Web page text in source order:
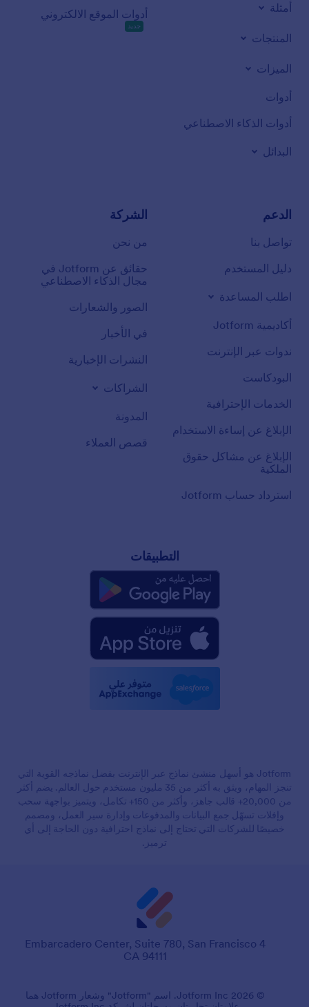
أمثلة
المنتجات
الميزات
أدوات
أدوات الذكاء الاصطناعي
البدائل
أدوات الموقع الالكتروني
جديد
الدعم
تواصل بنا
دليل المستخدم
اطلب المساعدة
أكاديمية Jotform
ندوات عبر الإنترنت
البودكاست
الخدمات الإحترافية
الإبلاغ عن إساءة الاستخدام
الإبلاغ عن مشاكل حقوق
الملكية
استرداد حساب Jotform
الشركة
من نحن
حقائق عن Jotform في
مجال الذكاء الاصطناعي
الصور والشعارات
في الأخبار
النشرات الإخبارية
الشراكات
المدونة
قصص العملاء
التطبيقات
Jotform هو أسهل منشئ نماذج عبر الإنترنت بفضل نماذجه القوية التي
تنجز المهام، ويثق به أكثر من 35 مليون مستخدم حول العالم. يضم أكثر
من 20,000+ قالب جاهز، وأكثر من 150+ تكامل، ويتميز بواجهة سحب
وإفلات تسهّل جمع البيانات والمدفوعات وإدارة سير العمل، ومصمم
خصيصًا للشركات التي تحتاج إلى نماذج احترافية دون الحاجة إلى أي
ترميز.
4 Embarcadero Center, Suite 780, San Francisco
CA 94111
© 2026 Jotform Inc. اسم "Jotform" وشعار Jotform هما